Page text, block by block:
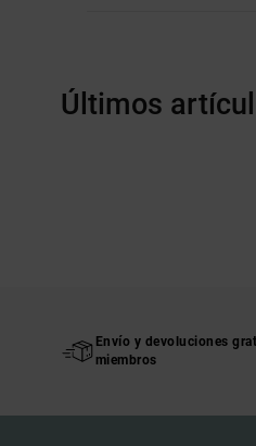
Últimos
Envío y devoluciones
miembros